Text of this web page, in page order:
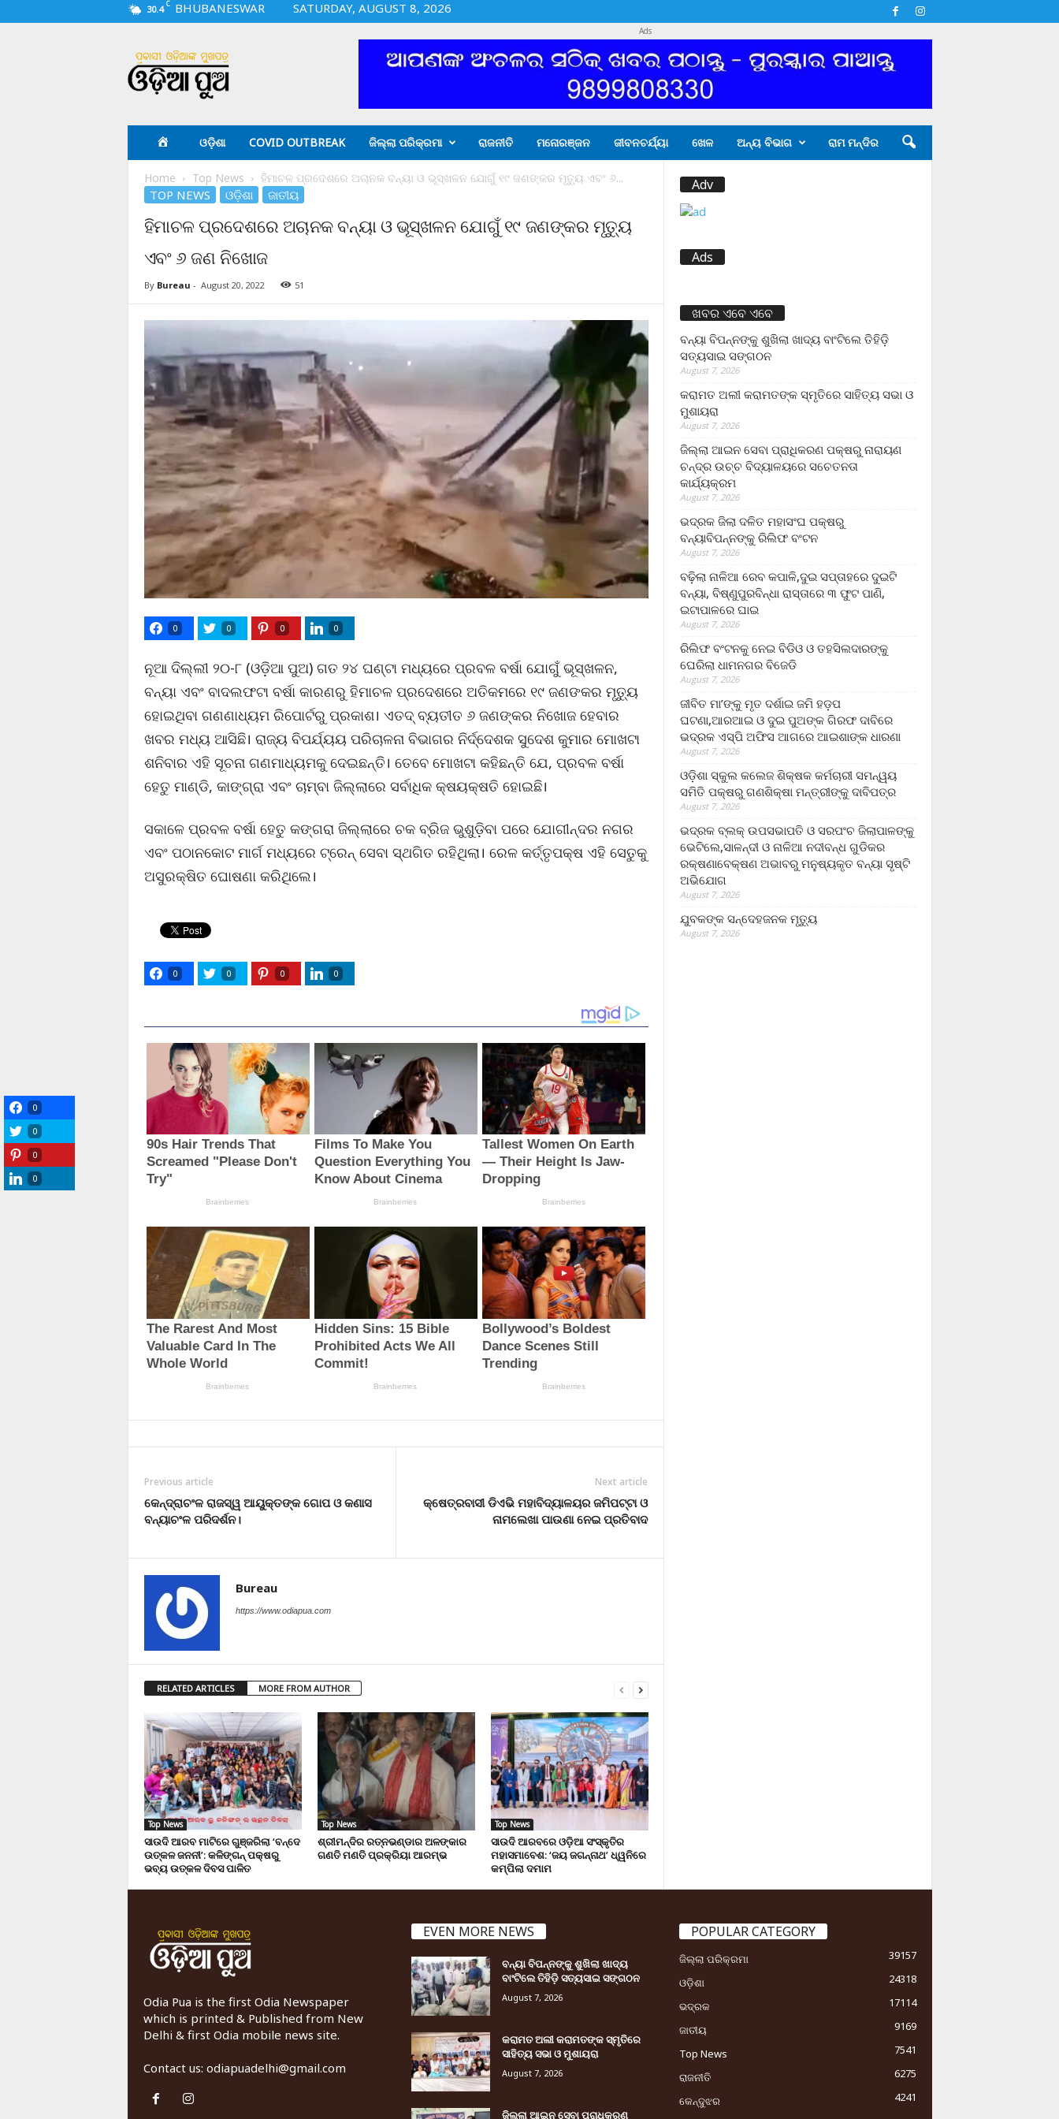
30.4 C BHUBANESWAR
SATURDAY, AUGUST 8, 2026
i
a
Ads
ଓଡ଼ିଶା COVID OUTBREAK ଜିଲ୍ଲା ପରିକ୍ରମା ରାଜନୀତି ମନୋରଞ୍ଜନ ଜୀବନଚର୍ଯ୍ୟା ଖେଳ ଅନ୍ୟ ବିଭାଗ ରାମ ମନ୍ଦିର
Home Top News ହିମାଚଳ ପ୍ରଦେଶରେ ଅଚାନକ ବନ୍ୟା ଓ ଭୂସ୍ଖଳନ ଯୋଗୁଁ ୧୯ ଜଣଙ୍କର ମୃତ୍ୟୁ ଏବଂ ୬...
TOP NEWS ଓଡ଼ିଶା ଜାତୀୟ
ହିମାଚଳ ପ୍ରଦେଶରେ ଅଚାନକ ବନ୍ୟା ଓ ଭୂସ୍ଖଳନ ଯୋଗୁଁ ୧୯ ଜଣଙ୍କର ମୃତ୍ୟୁ
ଏବଂ ୬ ଜଣ ନିଖୋଜ
By Bureau - August 20, 2022 51
0 0 0 0
ନୂଆ ଦିଲ୍ଲୀ ୨୦-୮ (ଓଡ଼ିଆ ପୁଅ) ଗତ ୨୪ ଘଣ୍ଟା ମଧ୍ୟରେ ପ୍ରବଳ ବର୍ଷା ଯୋଗୁଁ ଭୂସ୍ଖଳନ,
ବନ୍ୟା ଏବଂ ବାଦଲଫଟା ବର୍ଷା କାରଣରୁ ହିମାଚଳ ପ୍ରଦେଶରେ ଅତିକମରେ ୧୯ ଜଣଙକର ମୃତ୍ୟୁ
ହୋଇଥିବା ଗଣଣାଧ୍ୟମ ରିପୋର୍ଟରୁ ପ୍ରକାଶ। ଏତଦ୍ ବ୍ୟତୀତ ୬ ଜଣଙ୍କର ନିଖୋଜ ହେବାର
ଖବର ମଧ୍ୟ ଆସିଛି। ରାଜ୍ୟ ବିପର୍ଯ୍ୟୟ ପରିଚାଳନା ବିଭାଗର ନିର୍ଦ୍ଦେଶକ ସୁଦେଶ କୁମାର ମୋଖଟା
ଶନିବାର ଏହି ସୂଚନା ଗଣମାଧ୍ୟମକୁ ଦେଇଛନ୍ତି। ତେବେ ମୋଖଟା କହିଛନ୍ତି ଯେ, ପ୍ରବଳ ବର୍ଷା
ହେତୁ ମାଣ୍ଡି, କାଙ୍ଗ୍ରା ଏବଂ ଚାମ୍ବା ଜିଲ୍ଲାରେ ସର୍ବାଧିକ କ୍ଷୟକ୍ଷତି ହୋଇଛି।
ସକାଳେ ପ୍ରବଳ ବର୍ଷା ହେତୁ କଙ୍ଗରା ଜିଲ୍ଲାରେ ଚକ ବ୍ରିଜ ଭୁଶୁଡ଼ିବା ପରେ ଯୋଗୀନ୍ଦର ନଗର
ଏବଂ ପଠାନକୋଟ ମାର୍ଗ ମଧ୍ୟରେ ଟ୍ରେନ୍ ସେବା ସ୍ଥଗିତ ରହିଥିଲା। ରେଳ କର୍ତ୍ତୃପକ୍ଷ ଏହି ସେତୁକୁ
ଅସୁରକ୍ଷିତ ଘୋଷଣା କରିଥିଲେ।
0 0 0 0
Previous article
କେନ୍ଦ୍ରାଚଂଳ ରାଜସ୍ୱ ଆୟୁକ୍ତଙ୍କ ଗୋପ ଓ କଣାସ
ବନ୍ୟାଚଂଳ ପରିଦର୍ଶନ।
Next article
କ୍ଷେତ୍ରବାସୀ ଡିଏଭି ମହାବିଦ୍ୟାଳୟର ଜମିପଟ୍ଟା ଓ
ନାମଲେଖା ପାଉଣା ନେଇ ପ୍ରତିବାଦ
Bureau
https://www.odiapua.com
RELATED ARTICLES MORE FROM AUTHOR
Top News
ସାଉଦି ଆରବ ମାଟିରେ ଗୁଞ୍ଜରିଲା ‘ବନ୍ଦେ
ଉତ୍କଳ ଜନନୀ’: କଳିଙ୍ଗନ୍ ପକ୍ଷରୁ
ଭବ୍ୟ ଉତ୍କଳ ଦିବସ ପାଳିତ
Top News
ଶ୍ରୀମନ୍ଦିର ରତ୍ନଭଣ୍ଡାର ଅଳଙ୍କାର
ଗଣତି ମଣତି ପ୍ରକ୍ରିୟା ଆରମ୍ଭ
Top News
ସାଉଦି ଆରବରେ ଓଡ଼ିଆ ସଂସ୍କୃତିର
ମହାସମାବେଶ: ‘ଜୟ ଜଗନ୍ନାଥ’ ଧ୍ୱନିରେ
କମ୍ପିଲା ଦମାମ
Adv
Ads
ଖବର ଏବେ ଏବେ
ବନ୍ୟା ବିପନ୍ନଙ୍କୁ ଶୁଖିଲା ଖାଦ୍ୟ ବାଂଟିଲେ ତିହିଡି଼
ସତ୍ୟସାଇ ସଙ୍ଗଠନ
August 7, 2026
କରାମତ ଅଲୀ କରାମତଙ୍କ ସ୍ମୃତିରେ ସାହିତ୍ୟ ସଭା ଓ
ମୁଶାୟରା
August 7, 2026
ଜିଲ୍ଲା ଆଇନ ସେବା ପ୍ରାଧିକରଣ ପକ୍ଷରୁ ନାରାୟଣ
ଚନ୍ଦ୍ର ଉଚ୍ଚ ବିଦ୍ୟାଳୟରେ ସଚେତନତା
କାର୍ଯ୍ୟକ୍ରମ
August 7, 2026
ଭଦ୍ରକ ଜିଲା ଦଳିତ ମହାସଂଘ ପକ୍ଷରୁ
ବନ୍ୟାବିପନ୍ନଙ୍କୁ ରିଲିଫ ବଂଟନ
August 7, 2026
ବଢ଼ିଲା ନାଳିଆ ରେବ କପାଳି,ଦୁଇ ସପ୍ତାହରେ ଦୁଇଟି
ବନ୍ୟା, ବିଷ୍ଣୁପୁରବିନ୍ଧା ରାସ୍ତାରେ ୩ ଫୁଟ ପାଣି,
ଇଟାପାଳରେ ଘାଇ
August 7, 2026
ରିଲିଫ ବଂଟନକୁ ନେଇ ବିଡିଓ ଓ ତହସିଲଦାରଙ୍କୁ
ଘେରିଲା ଧାମନଗର ବିଜେଡି
August 7, 2026
ଜୀବିତ ମା’ଙ୍କୁ ମୃତ ଦର୍ଶାଇ ଜମି ହଡ଼ପ
ଘଟଣା,ଆରଆଇ ଓ ଦୁଇ ପୁଅଙ୍କ ଗିରଫ ଦାବିରେ
ଭଦ୍ରକ ଏସ୍‌ପି ଅଫିସ ଆଗରେ ଆଇଶାଙ୍କ ଧାରଣା
August 7, 2026
ଓଡ଼ିଶା ସ୍କୁଲ କଲେଜ ଶିକ୍ଷକ କର୍ମଚାରୀ ସମନ୍ୱୟ
ସମିତି ପକ୍ଷରୁ ଗଣଶିକ୍ଷା ମନ୍ତ୍ରୀଙ୍କୁ ଦାବିପତ୍ର
August 7, 2026
ଭଦ୍ରକ ବ୍ଲକ୍ ଉପସଭାପତି ଓ ସରପଂଚ ଜିଲାପାଳଙ୍କୁ
ଭେଟିଲେ,ସାଳନ୍ଦୀ ଓ ନାଳିଆ ନଦୀବନ୍ଧ ଗୁଡିକର
ରକ୍ଷଣାବେକ୍ଷଣ ଅଭାବରୁ ମନୁଷ୍ୟକୃତ ବନ୍ୟା ସୃଷ୍ଟି
ଅଭିଯୋଗ
August 7, 2026
ଯୁବକଙ୍କ ସନ୍ଦେହଜନକ ମୃତ୍ୟୁ
August 7, 2026
Odia Pua is the first Odia Newspaper
which is printed & Published from New
Delhi & first Odia mobile news site.
Contact us: odiapuadelhi@gmail.com
EVEN MORE NEWS
ବନ୍ୟା ବିପନ୍ନଙ୍କୁ ଶୁଖିଲା ଖାଦ୍ୟ
ବାଂଟିଲେ ତିହିଡି଼ ସତ୍ୟସାଇ ସଙ୍ଗଠନ
August 7, 2026
କରାମତ ଅଲୀ କରାମତଙ୍କ ସ୍ମୃତିରେ
ସାହିତ୍ୟ ସଭା ଓ ମୁଶାୟରା
August 7, 2026
ଜିଲ୍ଲା ଆଇନ ସେବା ପ୍ରାଧିକରଣ
POPULAR CATEGORY
ଜିଲ୍ଲା ପରିକ୍ରମା
39157
ଓଡ଼ିଶା
24318
ଭଦ୍ରକ
17114
ଜାତୀୟ
9169
Top News
7541
ରାଜନୀତି
6275
କେନ୍ଦୁଝର
4241
0
0
0
0